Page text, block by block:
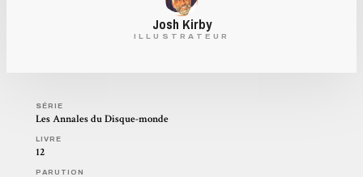
Josh Kirby
ILLUSTRATEUR
SÉRIE
Les Annales du Disque-monde
LIVRE
12
PARUTION